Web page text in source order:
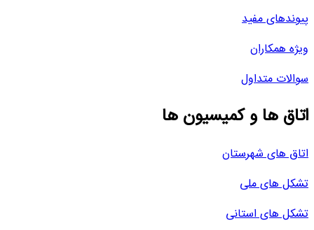
پیوندهای مفید
ویژه همکاران
سوالات متداول
اتاق ها و کمیسیون ها
اتاق های شهرستان
تشکل های ملی
تشکل های استانی